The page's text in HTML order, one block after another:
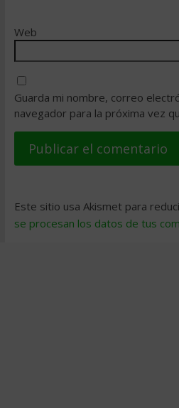
Web
Guarda mi nombre, correo
navegador para la próxima vez
Este sitio usa Akismet para
se procesan los datos de tus